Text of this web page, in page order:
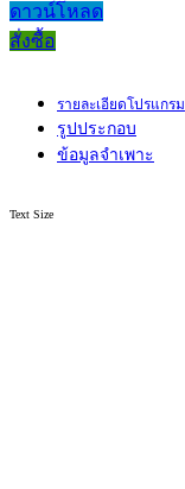
ดาวน์โหลด
สั่งซื้อ
รายละเอียดโปรแกรม
รูปประกอบ
ข้อมูลจำเพาะ
Text Size